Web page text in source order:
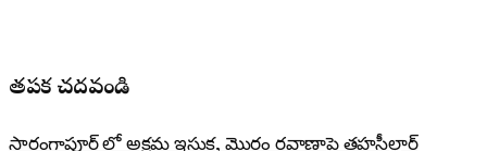
తప్పక చదవండి
సారంగాపూర్ లో అక్రమ ఇసుక, మొరం రవాణాపై తహసీల్దార్